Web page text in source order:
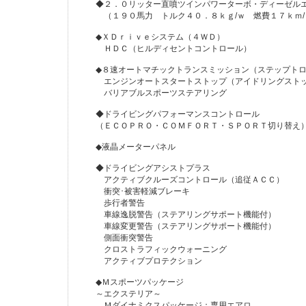
◆２．０リッター直噴ツインパワーターボ・ディーゼル
（１９０馬力 トルク４０．８ｋｇ/ｗ 燃費１７ｋｍ
◆ＸＤｒｉｖｅシステム（４ＷＤ）
ＨＤＣ（ヒルディセントコントロール）
◆８速オートマチックトランスミッション（ステップトロ
エンジンオートスタートストップ（アイドリングストッ
バリアブルスポーツステアリング
◆ドライビングパフォーマンスコントロール
（ＥＣＯＰＲＯ・ＣＯＭＦＯＲＴ・ＳＰＯＲＴ切り替え）
◆液晶メーターパネル
◆ドライビングアシストプラス
アクティブクルーズコントロール（追従ＡＣＣ）
衝突･被害軽減ブレーキ
歩行者警告
車線逸脱警告（ステアリングサポート機能付）
車線変更警告（ステアリングサポート機能付）
側面衝突警告
クロストラフィックウォーニング
アクティブプロテクション
◆Ｍスポーツパッケージ
～エクステリア～